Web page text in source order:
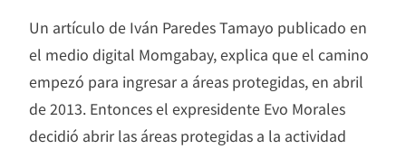
Un artículo de Iván Paredes Tamayo publicado en
el medio digital Momgabay, explica que el camino
empezó para ingresar a áreas protegidas, en abril
de 2013. Entonces el expresidente Evo Morales
decidió abrir las áreas protegidas a la actividad